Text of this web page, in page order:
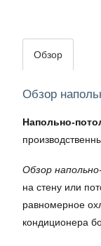
Обзор
Обзор
Напольно-
Обзор
на стену или
равномерное
кондиционера